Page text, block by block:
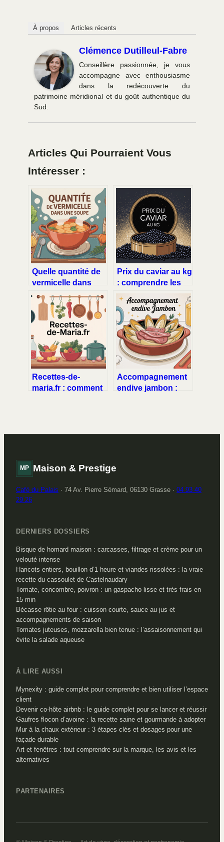
À propos Articles récents
Clémence Dutilleul-Fabre
Conseillère passionnée, je vous
accompagne avec enthousiasme
dans la redécouverte du
patrimoine méridional et du goût authentique du
Sud.
Articles Qui Pourraient Vous
Intéresser :
Quelle quantité de
vermicelle dans
une soupe : guide
simple et précis
Prix du caviar au kg
: comprendre les
écarts et bien
acheter
Recettes-de-
maria.fr : comment
Accompagnement
endive jambon :
MP Maison & Prestige
Café du Palais · 74 Av. Pierre Sémard, 06130 Grasse · 04 93 40
29 26
DERNIERS DOSSIERS
Bisque de homard maison : carcasses, filtrage et crème pour un
velouté intense
Haricots entiers, bouillon d’1 heure et viandes rissolées : la vraie
recette du cassoulet de Castelnaudary
Tomate, concombre, poivron : un gaspacho lisse et très frais en
15 min
Bécasse rôtie au four : cuisson courte, sauce au jus et
accompagnements de saison
Tomates juteuses, mozzarella bien tenue : l’assaisonnement qui
évite la salade aqueuse
À LIRE AUSSI
Mynexity : guide complet pour comprendre et bien utiliser l’espace
client
Devenir co-hôte airbnb : le guide complet pour se lancer et réussir
Gaufres flocon d’avoine : la recette saine et gourmande à adopter
Mur à la chaux extérieur : 3 étapes clés et dosages pour une
façade durable
Art et fenêtres : tout comprendre sur la marque, les avis et les
alternatives
PARTENAIRES